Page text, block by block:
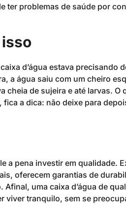
ter problemas de saúde por
d’água estava precisando
a água saiu com um cheiro
cheia de sujeira e até larvas. O
a dica: não deixe para
a pena investir em qualidade.
oferecem garantias de
uma caixa d’água de
viver tranquilo, sem se